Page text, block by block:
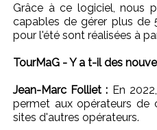
Grâce à ce logiciel, nous
capables de gérer plus de
pour l'été sont réalisées à
TourMaG - Y a t-il des
Jean-Marc Folliet : En
permet aux opérateurs de
sites d'autres opérateurs.